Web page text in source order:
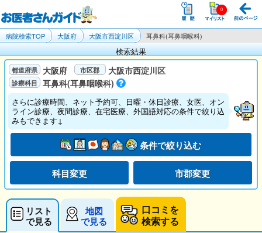
病院検索TOP 大阪府 大阪市西淀川区 耳鼻科(耳鼻咽喉科)
検索結果
大阪府
大阪市西淀川区
耳鼻科(耳鼻咽喉科)
さらに診療時間、ネット予約可、日曜・休日診療、女医、オン
ライン診療、夜間診療、在宅医療、外国語対応の条件で絞り込
みもできます↓
条件で絞り込む
科目変更 市郡変更
リスト
で見る
地図
で見る
口コミを
検索する